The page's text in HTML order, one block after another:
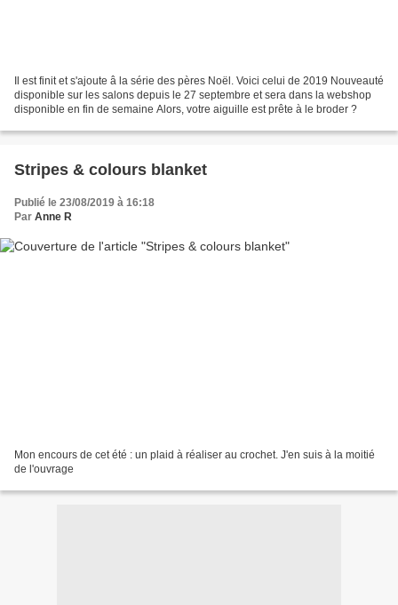
Il est finit et s'ajoute â la série des pères Noël. Voici celui de 2019 Nouveauté
disponible sur les salons depuis le 27 septembre et sera dans la webshop
disponible en fin de semaine Alors, votre aiguille est prête à le broder ?
Stripes & colours blanket
Publié le 23/08/2019 à 16:18
Par Anne R
Mon encours de cet été : un plaid à réaliser au crochet. J'en suis à la moitié
de l'ouvrage